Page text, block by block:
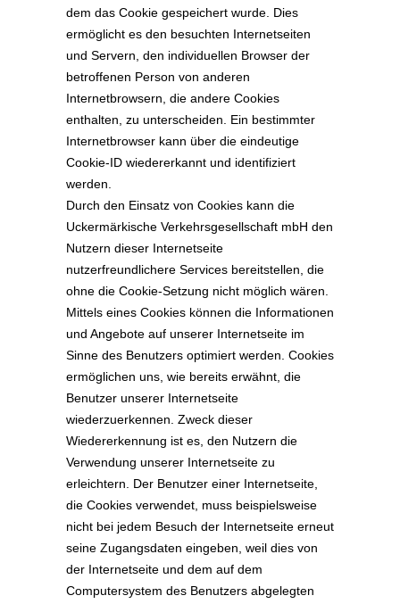
dem das Cookie gespeichert wurde. Dies
ermöglicht es den besuchten Internetseiten
und Servern, den individuellen Browser der
betroffenen Person von anderen
Internetbrowsern, die andere Cookies
enthalten, zu unterscheiden. Ein bestimmter
Internetbrowser kann über die eindeutige
Cookie-ID wiedererkannt und identifiziert
werden.
Durch den Einsatz von Cookies kann die
Uckermärkische Verkehrsgesellschaft mbH den
Nutzern dieser Internetseite
nutzerfreundlichere Services bereitstellen, die
ohne die Cookie-Setzung nicht möglich wären.
Mittels eines Cookies können die Informationen
und Angebote auf unserer Internetseite im
Sinne des Benutzers optimiert werden. Cookies
ermöglichen uns, wie bereits erwähnt, die
Benutzer unserer Internetseite
wiederzuerkennen. Zweck dieser
Wiedererkennung ist es, den Nutzern die
Verwendung unserer Internetseite zu
erleichtern. Der Benutzer einer Internetseite,
die Cookies verwendet, muss beispielsweise
nicht bei jedem Besuch der Internetseite erneut
seine Zugangsdaten eingeben, weil dies von
der Internetseite und dem auf dem
Computersystem des Benutzers abgelegten